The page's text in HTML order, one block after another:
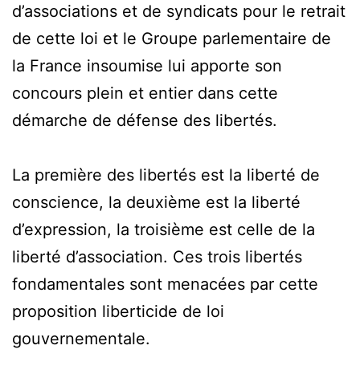
d’associations et de syndicats pour le retrait
de cette loi et le Groupe parlementaire de
la France insoumise lui apporte son
concours plein et entier dans cette
démarche de défense des libertés.
La première des libertés est la liberté de
conscience, la deuxième est la liberté
d’expression, la troisième est celle de la
liberté d’association. Ces trois libertés
fondamentales sont menacées par cette
proposition liberticide de loi
gouvernementale.